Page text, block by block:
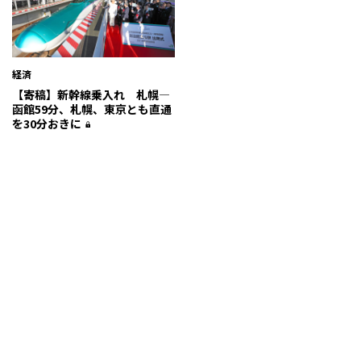
経済
【寄稿】新幹線乗入れ 札幌―
函館59分、札幌、東京とも直通
を30分おきに